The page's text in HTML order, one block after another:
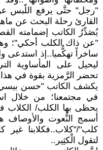
"رجل" حتَّى يرفع اللّبس
القارئ رحلة البحث عن
يُصَدِّرُ الكاتب إضمامته
"عن ذاك الكلب أحكي"؛
ساخراً تهكُّميا..إذ استدعى
ليحيل على المأساوية
تحضر الرَّمزية بقوة في
يكشف الكاتب "حسن بيسي
في مجتمعنا؛ من خلال
يحظى بها الكلب/ الكلاب
أسمج النُّعوت والأوصاف
كلب"/"كلاب..فكلابنا غير
لتقول الْكثِير..